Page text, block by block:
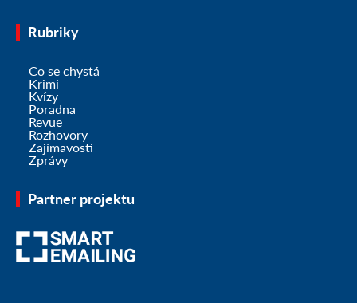
Rubriky
Co se chystá
Krimi
Kvízy
Poradna
Revue
Rozhovory
Zajímavosti
Zprávy
Partner projektu